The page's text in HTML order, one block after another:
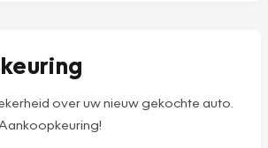
over uw nieuw gekochte auto.